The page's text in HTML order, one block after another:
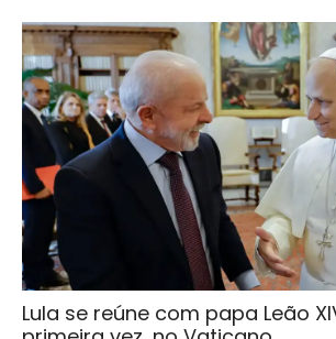
Lula se reúne com papa Leão